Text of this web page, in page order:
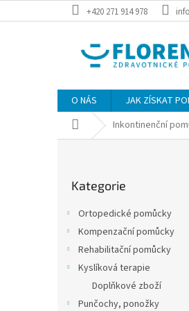
na
+420 271 914 978
O NÁS JAK ZÍSKAT
Domů Inkontinenční
kategorie
Kategorie
Ortopedické pomůcky
Kompenzační pomůcky
Rehabilitační pomůcky
Kyslíková terapie
Doplňkové zboží
Punčochy, ponožky